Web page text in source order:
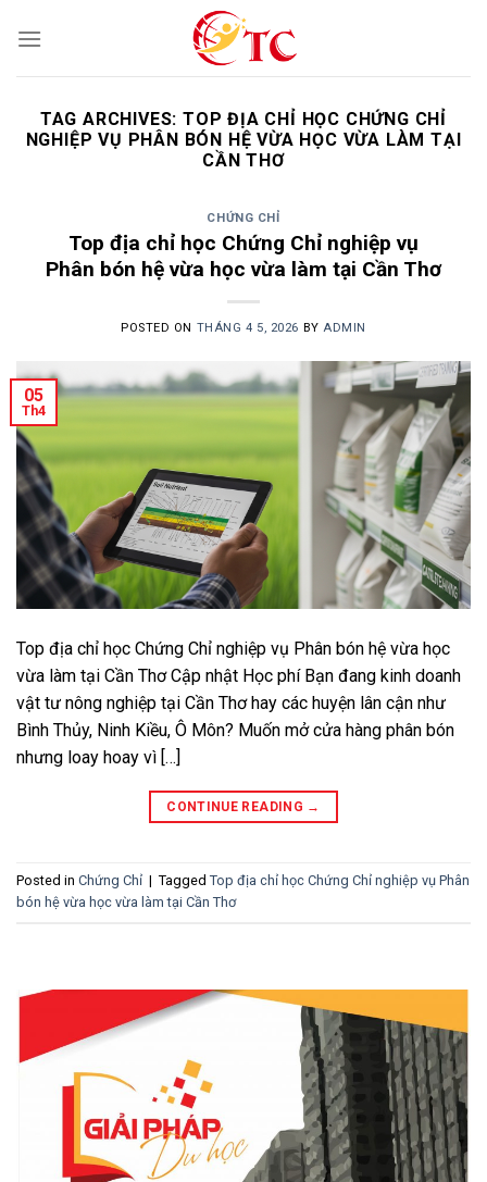
TAG ARCHIVES:TOP ĐỊA CHỈ HỌC CHỨNG CHỈ
NGHIỆP VỤ PHÂN BÓN HỆ VỪA HỌC VỪA LÀM TẠI
CẦN THƠ
CHỨNG CHỈ
Top địa chỉ học Chứng Chỉ nghiệp vụ
Phân bón hệ vừa học vừa làm tại Cần Thơ
POSTED ON THÁNG 4 5, 2026 BY ADMIN
05
Th4
Top địa chỉ học Chứng Chỉ nghiệp vụ Phân bón hệ vừa học
vừa làm tại Cần Thơ Cập nhật Học phí Bạn đang kinh doanh
vật tư nông nghiệp tại Cần Thơ hay các huyện lân cận như
Bình Thủy, Ninh Kiều, Ô Môn? Muốn mở cửa hàng phân bón
nhưng loay hoay vì […]
CONTINUE READING →
Posted in Chứng Chỉ | Tagged Top địa chỉ học Chứng Chỉ nghiệp vụ Phân
bón hệ vừa học vừa làm tại Cần Thơ